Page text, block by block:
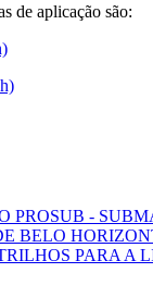
de aplicação são:
PROSUB -
BELO